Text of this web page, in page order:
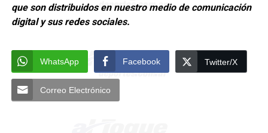
que son distribuidos en nuestro medio de comunicación
digital y sus redes sociales.
WhatsApp Facebook Twitter/X
Correo Electrónico